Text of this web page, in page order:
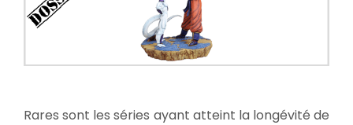
Rares sont les séries ayant atteint la longévité de